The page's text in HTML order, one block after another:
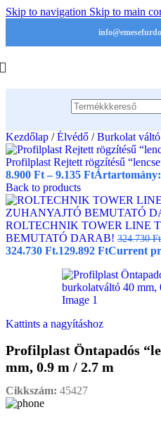
Skip to navigation Skip to main
Kezdőlap / Élvédő / Burkolat
Profilplast Rejtett rögzítésű
8.900 Ft – 9.135 FtÁrtartomány:
Back to products
ROLTECHNIK TOWER LINE
BEMUTATÓ DARAB! 324.730Ft
324.730 Ft.129.892 FtCurrent
Kattints a nagyításhoz
Profilplast Öntapadós
mm, 0.9 m / 2.7 m
Cikkszám: 45427